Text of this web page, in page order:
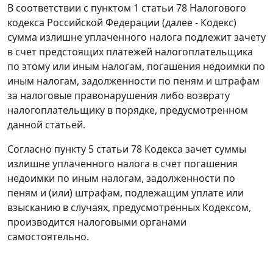
В соответствии с пунктом 1 статьи 78 Налогового
кодекса Российской Федерации (далее - Кодекс)
сумма излишне уплаченного налога подлежит зачету
в счет предстоящих платежей налогоплательщика
по этому или иным налогам, погашения недоимки по
иным налогам, задолженности по пеням и штрафам
за налоговые правонарушения либо возврату
налогоплательщику в порядке, предусмотренном
данной статьей.
Согласно пункту 5 статьи 78 Кодекса зачет суммы
излишне уплаченного налога в счет погашения
недоимки по иным налогам, задолженности по
пеням и (или) штрафам, подлежащим уплате или
взысканию в случаях, предусмотренных Кодексом,
производится налоговыми органами
самостоятельно.